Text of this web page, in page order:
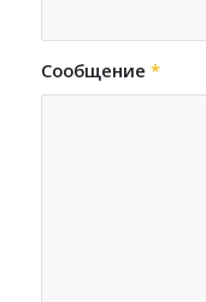
Сообщение *